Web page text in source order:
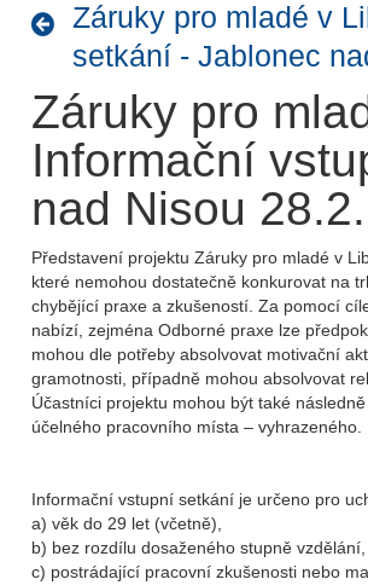
Záruky pro mladé v
setkání - Jablonec
Záruky pro
Informační
nad Nisou
Představení projektu Záruky pro mladé v
které nemohou dostatečně konkurovat na
chybějící praxe a zkušeností. Za pomocí
nabízí, zejména Odborné praxe lze
mohou dle potřeby absolvovat motivační
gramotnosti, případně mohou absolvovat
Účastníci projektu mohou být také
účelného pracovního místa – vyhrazeného.
Informační vstupní setkání je určeno pro
a) věk do 29 let (včetně),
b) bez rozdílu dosaženého stupně vzdělání,
c) postrádající pracovní zkušenosti nebo